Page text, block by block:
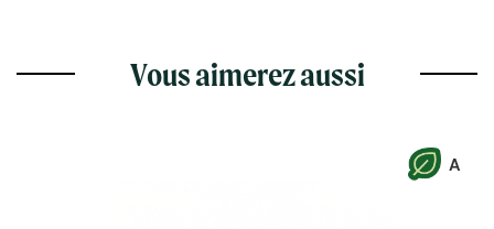
Vous aimerez aussi
A